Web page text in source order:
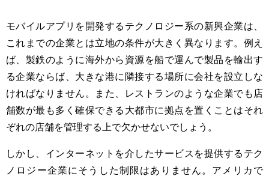
モバイルアプリを開発するテクノロジー系の新興企業は、
これまでの企業とは立地の条件が大きく異なります。例え
ば、製鉄のように海外から資源を船で運んで製品を輸出す
る企業ならば、大きな港に隣接する場所に会社を設立しな
ければなりません。また、レストランのような企業でも店
舗数が最も多く確保できる大都市に拠点を置くことはそれ
ぞれの店舗を管理する上で欠かせないでしょう。
しかし、インターネットを介したサービスを提供するテク
ノロジー企業にそうした制限はありません。アメリカで